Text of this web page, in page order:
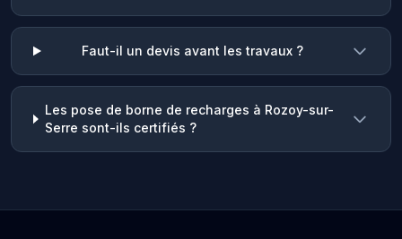
Faut-il un devis avant les travaux ?
Les pose de borne de recharges à Rozoy-sur-
Serre sont-ils certifiés ?